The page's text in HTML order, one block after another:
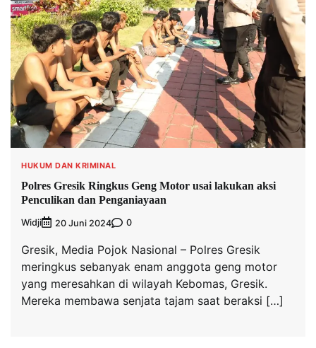
HUKUM DAN KRIMINAL
Polres Gresik Ringkus Geng Motor usai lakukan aksi
Penculikan dan Penganiayaan
Widji 20 Juni 2024 0
Gresik, Media Pojok Nasional – Polres Gresik
meringkus sebanyak enam anggota geng motor
yang meresahkan di wilayah Kebomas, Gresik.
Mereka membawa senjata tajam saat beraksi […]